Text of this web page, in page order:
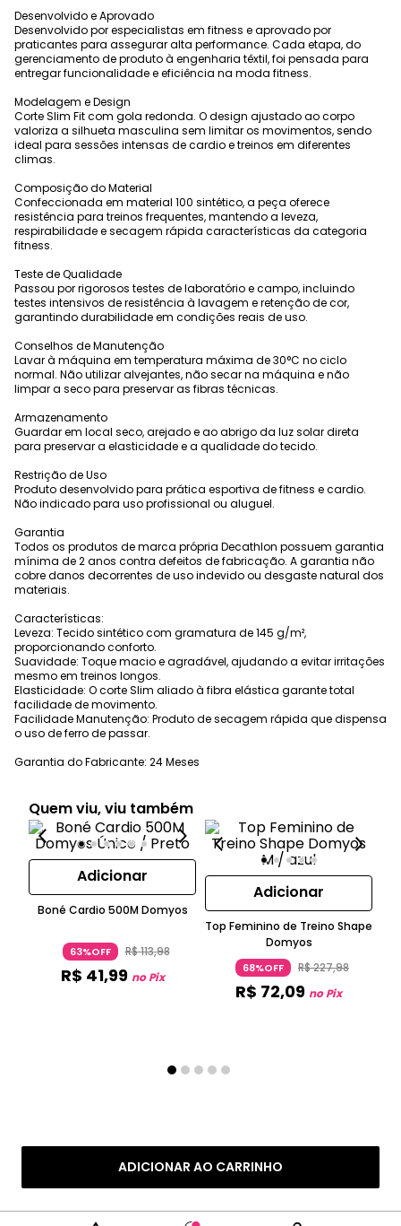
ADICIONAR AO CARRINHO
Desenvolvido e Aprovado
Desenvolvido por especialistas em fitness e aprovado por
praticantes para assegurar alta performance. Cada etapa, do
gerenciamento de produto à engenharia têxtil, foi pensada para
entregar funcionalidade e eficiência na moda fitness.
Modelagem e Design
Corte Slim Fit com gola redonda. O design ajustado ao corpo
valoriza a silhueta masculina sem limitar os movimentos, sendo
ideal para sessões intensas de cardio e treinos em diferentes
climas.
Composição do Material
Confeccionada em material 100 sintético, a peça oferece
resistência para treinos frequentes, mantendo a leveza,
respirabilidade e secagem rápida características da categoria
fitness.
Teste de Qualidade
Passou por rigorosos testes de laboratório e campo, incluindo
testes intensivos de resistência à lavagem e retenção de cor,
garantindo durabilidade em condições reais de uso.
Conselhos de Manutenção
Lavar à máquina em temperatura máxima de 30°C no ciclo
normal. Não utilizar alvejantes, não secar na máquina e não
limpar a seco para preservar as fibras técnicas.
Armazenamento
Guardar em local seco, arejado e ao abrigo da luz solar direta
para preservar a elasticidade e a qualidade do tecido.
Restrição de Uso
Produto desenvolvido para prática esportiva de fitness e cardio.
Não indicado para uso profissional ou aluguel.
Garantia
Todos os produtos de marca própria Decathlon possuem garantia
mínima de 2 anos contra defeitos de fabricação. A garantia não
cobre danos decorrentes de uso indevido ou desgaste natural dos
materiais.
Características:
Leveza: Tecido sintético com gramatura de 145 g/m²,
proporcionando conforto.
Suavidade: Toque macio e agradável, ajudando a evitar irritações
mesmo em treinos longos.
Elasticidade: O corte Slim aliado à fibra elástica garante total
facilidade de movimento.
Facilidade Manutenção: Produto de secagem rápida que dispensa
o uso de ferro de passar.
Garantia do Fabricante: 24 Meses
Quem viu, viu também
Adicionar
Boné Cardio 500M Domyos
63%OFF R$113,98
R$ 41,99 no Pix
Adicionar
Top Feminino de Treino Shape
Domyos
68%OFF R$227,98
R$ 72,09 no Pix